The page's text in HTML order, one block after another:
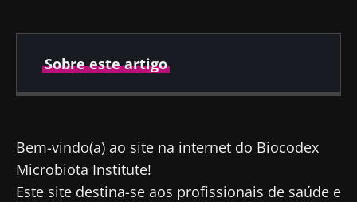
Sobre este artigo
Bem-vindo(a) ao site na internet do Biocodex
Microbiota Institute!
Este site destina-se aos profissionais de saúde e